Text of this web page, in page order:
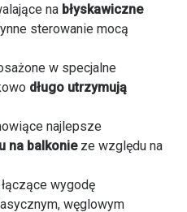
na błyskawiczne
sterowanie mocą
w specjalne
długo utrzymują
najlepsze
na balkonieze względu na
wygodę
węglowym